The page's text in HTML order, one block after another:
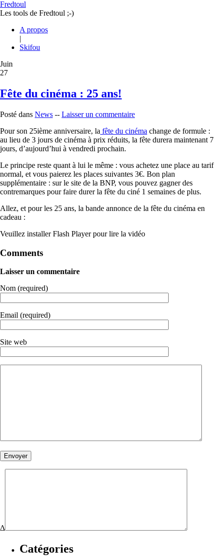
Fredtoul
Les tools de Fredtoul ;-)
A propos
|
Skifou
Juin
27
Fête du cinéma : 25 ans!
Posté dans News -- Laisser un commentaire
Pour son 25ième anniversaire, la fête du cinéma change de formule :
au lieu de 3 jours de cinéma à prix réduits, la fête durera maintenant 7
jours, d’aujourd’hui à vendredi prochain.
Le principe reste quant à lui le même : vous achetez une place au tarif
normal, et vous paierez les places suivantes 3€. Bon plan
supplémentaire : sur le site de la BNP, vous pouvez gagner des
contremarques pour faire durer la fête du ciné 1 semaines de plus.
Allez, et pour les 25 ans, la bande annonce de la fête du cinéma en
cadeau :
Veuillez installer Flash Player pour lire la vidéo
Comments
Laisser un commentaire
Nom (required)
Email (required)
Site web
Δ
Catégories